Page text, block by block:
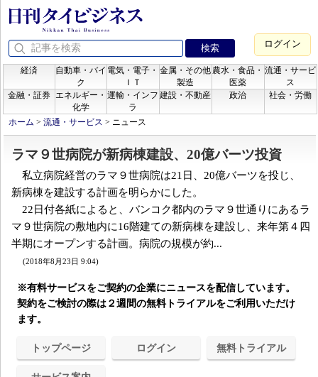
ログイン
経済
自動車・バイ
ク
電気・電子・
ＩＴ
金属・その他
製造
農水・食品・
医薬
流通・サービ
ス
金融・証券
エネルギー・
化学
運輸・インフ
ラ
建設・不動産 政治 社会・労働
ホーム > 流通・サービス > ニュース
ラマ９世病院が新病棟建設、20億バーツ投資
私立病院経営のラマ９世病院は21日、20億バーツを投じ、
新病棟を建設する計画を明らかにした。
22日付各紙によると、バンコク都内のラマ９世通りにあるラ
マ９世病院の敷地内に16階建ての新病棟を建設し、来年第４四
半期にオープンする計画。病院の規模が約...
(2018年8月23日 9:04)
※有料サービスをご契約の企業にニュースを配信しています。
契約をご検討の際は２週間の無料トライアルをご利用いただけ
ます。
トップページ ログイン 無料トライアル